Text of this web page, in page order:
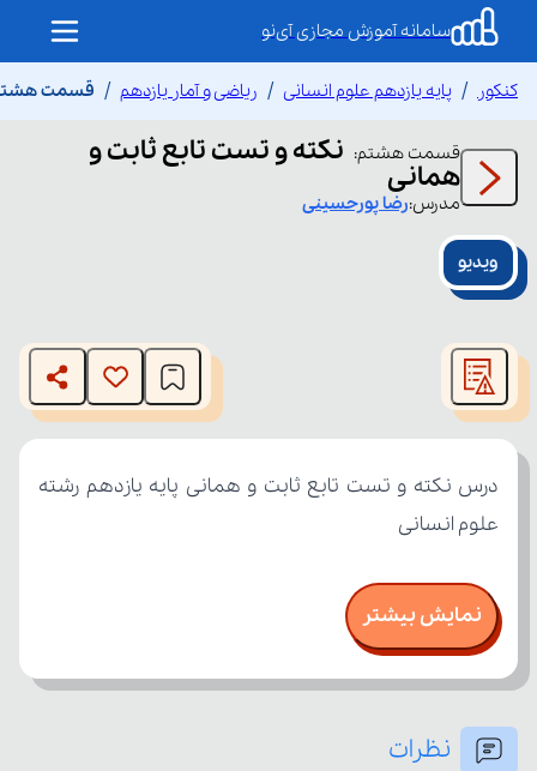
سامانه آموزش مجازی آی‌نو
کنکور پایه یازدهم علوم انسانی ریاضی و آمار یازدهم قسمت هشتم
قسمت هشتم: نکته و تست تابع ثابت و
همانی
مدرس:رضاپورحسینی
ویدیو
modal
window.
The media could not be loaded, either because the server
or network failed or because the format is not supported.
علوم انسانی
نمایش بیشتر
نظرات